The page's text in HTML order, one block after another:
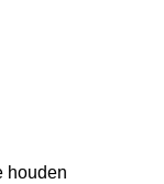
houden